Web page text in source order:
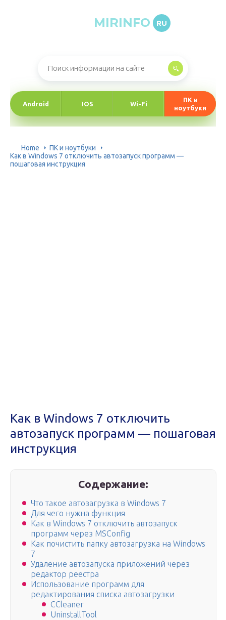
MIRINFO RU
Android IOS Wi-Fi
ПК и
ноутбуки
Home
ПК и ноутбуки
Как в Windows 7 отключить автозапуск программ —
пошаговая инструкция
Как в Windows 7 отключить
автозапуск программ — пошаговая
инструкция
Содержание:
Что такое автозагрузка в Windows 7
Для чего нужна функция
Как в Windows 7 отключить автозапуск
программ через MSConfig
Как почистить папку автозагрузка на Windows
7
Удаление автозапуска приложений через
редактор реестра
Использование программ для
редактирования списка автозагрузки
CCleaner
UninstallTool